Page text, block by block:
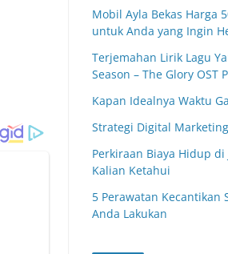
Mobil Ayla Bekas Harga
untuk Anda yang Ingin
Terjemahan Lirik Lagu
Season – The Glory OST
Kapan Idealnya Waktu
Strategi Digital
Perkiraan Biaya Hidup di
Kalian Ketahui
5 Perawatan Kecantikan
Anda Lakukan